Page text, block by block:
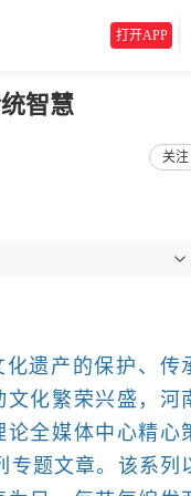
打开APP
智慧
关注
遗产的保护、传
化繁荣兴盛，河
全媒体中心精心
专题文章。该系列